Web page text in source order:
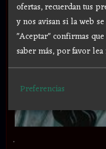
.
ofertas, recuerdan tus
y nos avisan si la web
"Aceptar" confirmas que
saber más, por favor lea
Preferencias